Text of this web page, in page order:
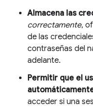
Almacena las
correctamente,
de las
contraseñas del
adelante.
Permitir que el
acceder si una